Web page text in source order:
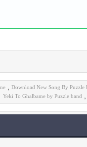
Download New Song By Puzzle
,
,
Yeki To Ghalbame by Puzzle band